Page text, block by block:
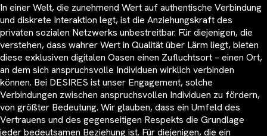
In einer Welt, die zunehmend Wert auf authentische Verbindung
und diskrete Interaktion legt, ist die Anziehungskraft des
privaten sozialen Netzwerks unbestreitbar. Für diejenigen, die
verstehen, dass wahrer Wert in Qualität über Lärm liegt, bieten
diese exklusiven digitalen Oasen einen Zufluchtsort – einen Ort,
an dem sich anspruchsvolle Individuen wirklich verbinden
können. Bei DESIRES ist unser Engagement, solche
Verbindungen zwischen anspruchsvollen Individuen zu fördern,
von größter Bedeutung. Wir glauben, dass ein Umfeld des
Vertrauens und des gegenseitigen Respekts die Grundlage
jeder bedeutsamen Beziehung ist. Für diejenigen, die ein